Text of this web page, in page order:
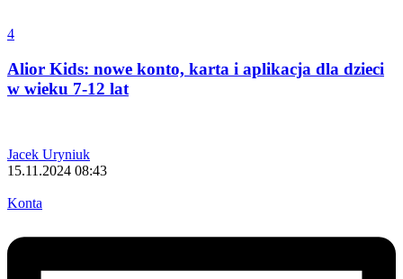
4
Alior Kids: nowe konto, karta i aplikacja dla dzieci
w wieku 7-12 lat
Jacek Uryniuk
15.11.2024 08:43
Konta